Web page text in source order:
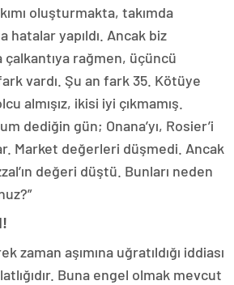
oluşturmakta, takımda
yapıldı. Ancak biz
çalkantıya rağmen, üçüncü
vardı. Şu an fark 35. Kötüye
almışız, ikisi iyi çıkmamış.
dediğin gün; Onana’yı, Rosier’i
Market değerleri düşmedi. Ancak
değeri düştü. Bunları neden
zaman aşımına uğratıldığı iddiası
Buna engel olmak mevcut